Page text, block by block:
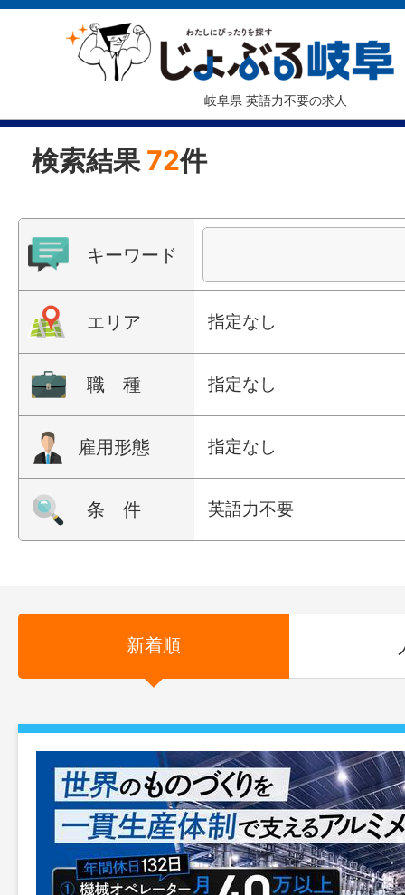
岐阜県 英語力不要の求人
検索結果 72件
キーワード
エリア 指定なし
職 種 指定なし
雇用形態 指定なし
条 件 英語力不要
新着順